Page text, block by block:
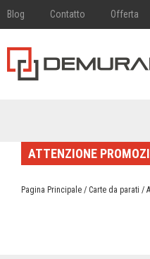
Blog Contatto Offerta
ATTENZIONE
Pagina Principale / Carte da parati /